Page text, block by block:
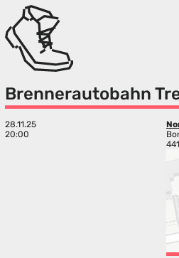
Brennerautobahn
28.11.25
20:00